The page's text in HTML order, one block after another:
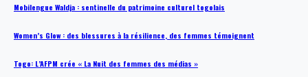
Mobilengue Waldja : sentinelle du patrimoine culturel togolais
Women’s Glow : des blessures à la résilience, des femmes témoignent
Togo: L’AFPM crée « La Nuit des femmes des médias »